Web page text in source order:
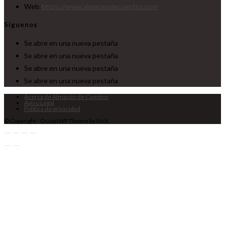
Web:
Síguenos
Se abre en una nueva pestaña
Se abre en una nueva pestaña
Se abre en una nueva pestaña
Se abre en una nueva pestaña
Acerca de Almacén de Cuentos
Aviso Legal
Política de privacidad
© Copyright - OceanWP Theme by Nick